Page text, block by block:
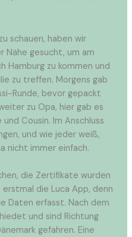
schauen, haben wir
Nähe gesucht, um am
Hamburg zu kommen und
zu treffen. Morgens gab
Runde, bevor gepackt
zu Opa, hier gab es
Cousin. Im Anschluss
und wie jeder weiß,
nicht immer einfach.
die Zertifikate wurden
die Luca App, denn
Daten erfasst. Nach dem
und sind Richtung
gefahren. Eine